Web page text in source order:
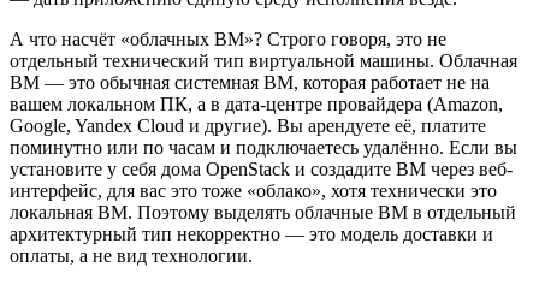
А что насчёт «облачных ВМ»? Строго говоря, это не
отдельный технический тип виртуальной машины. Облачная
ВМ — это обычная системная ВМ, которая работает не на
вашем локальном ПК, а в дата-центре провайдера (Amazon,
Google, Yandex Cloud и другие). Вы арендуете её, платите
поминутно или по часам и подключаетесь удалённо. Если вы
установите у себя дома OpenStack и создадите ВМ через веб-
интерфейс, для вас это тоже «облако», хотя технически это
локальная ВМ. Поэтому выделять облачные ВМ в отдельный
архитектурный тип некорректно — это модель доставки и
оплаты, а не вид технологии.